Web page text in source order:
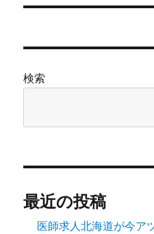
ン
稿:
検索
最近の投稿
医師求人北海道が今ア